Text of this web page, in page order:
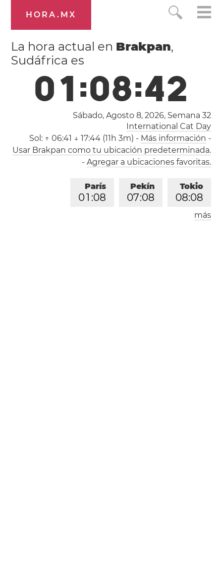
HORA.MX
La hora actual en Brakpan,
Sudáfrica es
01:08:43
Sábado, Agosto 8, 2026, Semana 32
International Cat Day
Sol: ↑ 06:41 ↓ 17:44 (11h 3m) - Más información -
Usar Brakpan como tu ubicación predeterminada.
- Agregar a ubicaciones favoritas.
Tokio
08:08
Pekín
07:08
París
01 :08
Londres
más